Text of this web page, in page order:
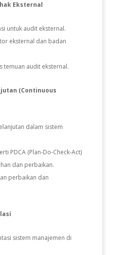
Eksternal
untuk audit eksternal.
eksternal dan badan
temuan audit eksternal.
(Continuous
dalam sistem
PDCA (Plan-Do-Check-Act)
dan perbaikan.
perbaikan dan
sistem manajemen di